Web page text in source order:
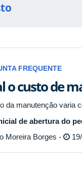
FREQUENTE
o custo de
da manutenção varia
de abertura do
Moreira Borges -